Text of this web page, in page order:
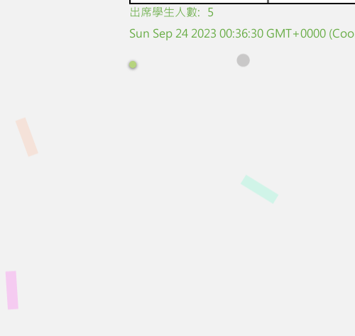
​出席學生人數: 5
Sun Sep 24 2023 00:36:30 GMT+0000